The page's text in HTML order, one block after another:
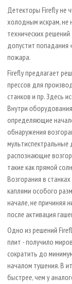
Детекторы Firefly не
холодным искрам, не
технических
допустит попадания
пожара.
Firefly предлагает
прессов для
станков и пр. Здесь
Внутри
определяющие
обнаружения
распознающие
такие как прямой
Возгорания в
каплями особого
начале, не причиняя
после активация
Одно из решений
плит - получило
сократить до
началом тушения. В
быстрее, чем у